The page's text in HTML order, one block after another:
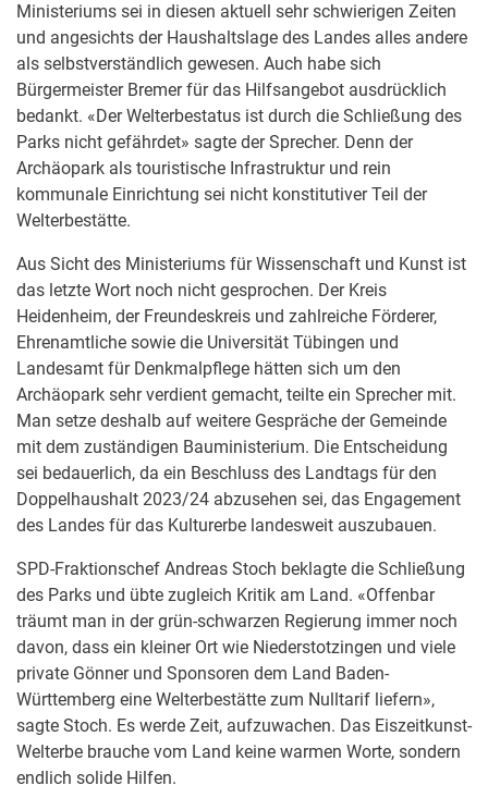
Ministeriums sei in diesen aktuell sehr schwierigen Zeiten
und angesichts der Haushaltslage des Landes alles andere
als selbstverständlich gewesen. Auch habe sich
Bürgermeister Bremer für das Hilfsangebot ausdrücklich
bedankt. «Der Welterbestatus ist durch die Schließung des
Parks nicht gefährdet» sagte der Sprecher. Denn der
Archäopark als touristische Infrastruktur und rein
kommunale Einrichtung sei nicht konstitutiver Teil der
Welterbestätte.
Aus Sicht des Ministeriums für Wissenschaft und Kunst ist
das letzte Wort noch nicht gesprochen. Der Kreis
Heidenheim, der Freundeskreis und zahlreiche Förderer,
Ehrenamtliche sowie die Universität Tübingen und
Landesamt für Denkmalpflege hätten sich um den
Archäopark sehr verdient gemacht, teilte ein Sprecher mit.
Man setze deshalb auf weitere Gespräche der Gemeinde
mit dem zuständigen Bauministerium. Die Entscheidung
sei bedauerlich, da ein Beschluss des Landtags für den
Doppelhaushalt 2023/24 abzusehen sei, das Engagement
des Landes für das Kulturerbe landesweit auszubauen.
SPD-Fraktionschef Andreas Stoch beklagte die Schließung
des Parks und übte zugleich Kritik am Land. «Offenbar
träumt man in der grün-schwarzen Regierung immer noch
davon, dass ein kleiner Ort wie Niederstotzingen und viele
private Gönner und Sponsoren dem Land Baden-
Württemberg eine Welterbestätte zum Nulltarif liefern»,
sagte Stoch. Es werde Zeit, aufzuwachen. Das Eiszeitkunst-
Welterbe brauche vom Land keine warmen Worte, sondern
endlich solide Hilfen.